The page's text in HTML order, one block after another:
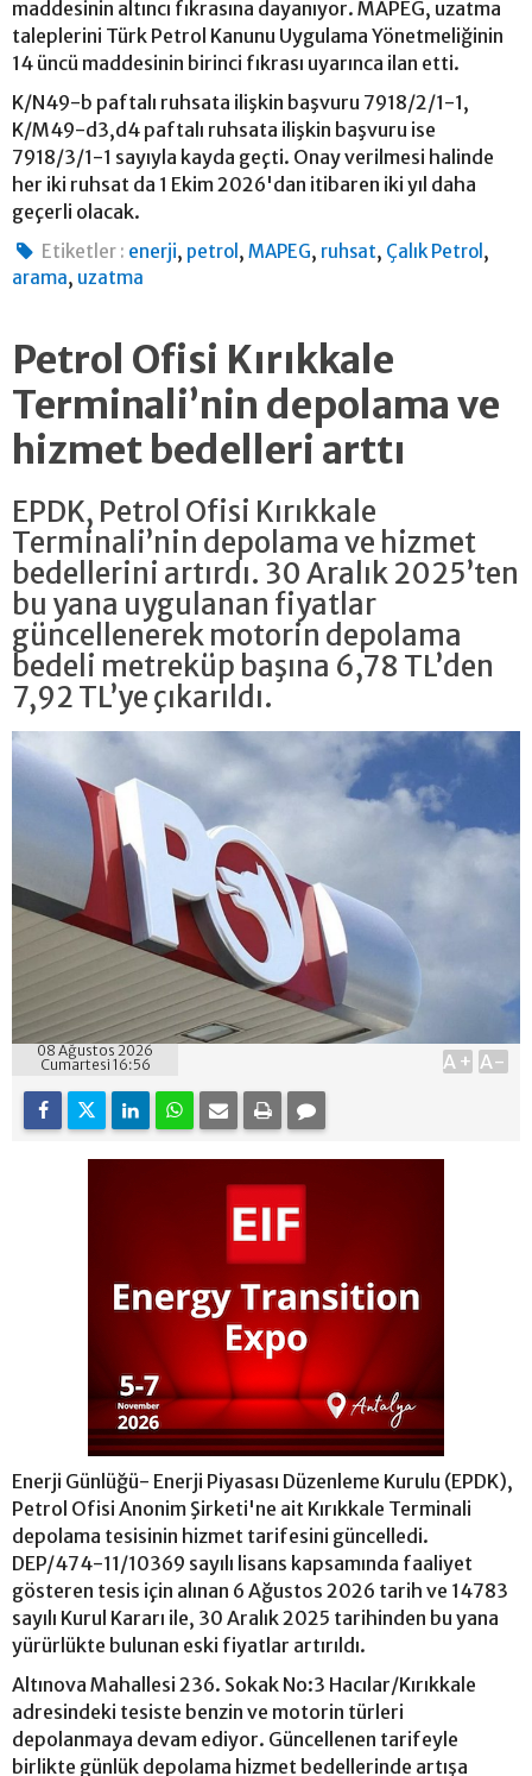
maddesinin altıncı fıkrasına dayanıyor. MAPEG, uzatma
taleplerini Türk Petrol Kanunu Uygulama Yönetmeliğinin
14 üncü maddesinin birinci fıkrası uyarınca ilan etti.
K/N49-b paftalı ruhsata ilişkin başvuru 7918/2/1-1,
K/M49-d3,d4 paftalı ruhsata ilişkin başvuru ise
7918/3/1-1 sayıyla kayda geçti. Onay verilmesi halinde
her iki ruhsat da 1 Ekim 2026'dan itibaren iki yıl daha
geçerli olacak.
Etiketler : enerji, petrol ,MAPEG, ruhsat, Çalık Petrol ,
arama, uzatma
Petrol Ofisi Kırıkkale
Terminali’nin depolama ve
hizmet bedelleri arttı
EPDK, Petrol Ofisi Kırıkkale
Terminali’nin depolama ve hizmet
bedellerini artırdı. 30 Aralık 2025’ten
bu yana uygulanan fiyatlar
güncellenerek motorin depolama
bedeli metreküp başına 6,78 TL’den
7,92 TL’ye çıkarıldı.
08 Ağustos 2026
Cumartesi 16:56
A+ A-
Enerji Günlüğü- Enerji Piyasası Düzenleme Kurulu (EPDK),
Petrol Ofisi Anonim Şirketi'ne ait Kırıkkale Terminali
depolama tesisinin hizmet tarifesini güncelledi.
DEP/474-11/10369 sayılı lisans kapsamında faaliyet
gösteren tesis için alınan 6 Ağustos 2026 tarih ve 14783
sayılı Kurul Kararı ile, 30 Aralık 2025 tarihinden bu yana
yürürlükte bulunan eski fiyatlar artırıldı.
Altınova Mahallesi 236. Sokak No:3 Hacılar/Kırıkkale
adresindeki tesiste benzin ve motorin türleri
depolanmaya devam ediyor. Güncellenen tarifeyle
birlikte günlük depolama hizmet bedellerinde artışa